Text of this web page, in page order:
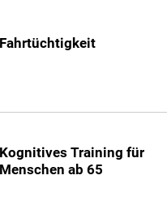
Fahrtüchtigkeit
Kognitives Training für
Menschen ab 65